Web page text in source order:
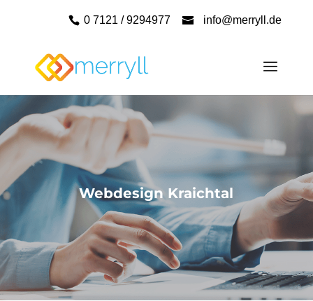
0 7121 / 9294977 info@merryll.de
Webdesign Kraichtal